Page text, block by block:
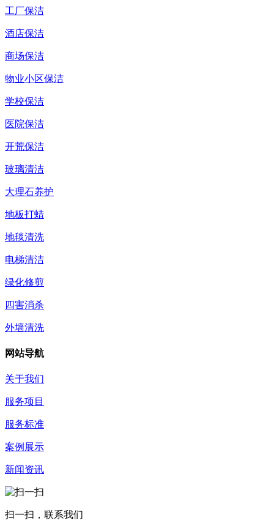
工厂保洁
酒店保洁
商场保洁
物业小区保洁
学校保洁
医院保洁
开荒保洁
玻璃清洁
大理石养护
地板打蜡
地毯清洗
电梯清洁
绿化修剪
四害消杀
外墙清洗
网站导航
关于我们
服务项目
服务标准
案例展示
新闻资讯
扫一扫，联系我们